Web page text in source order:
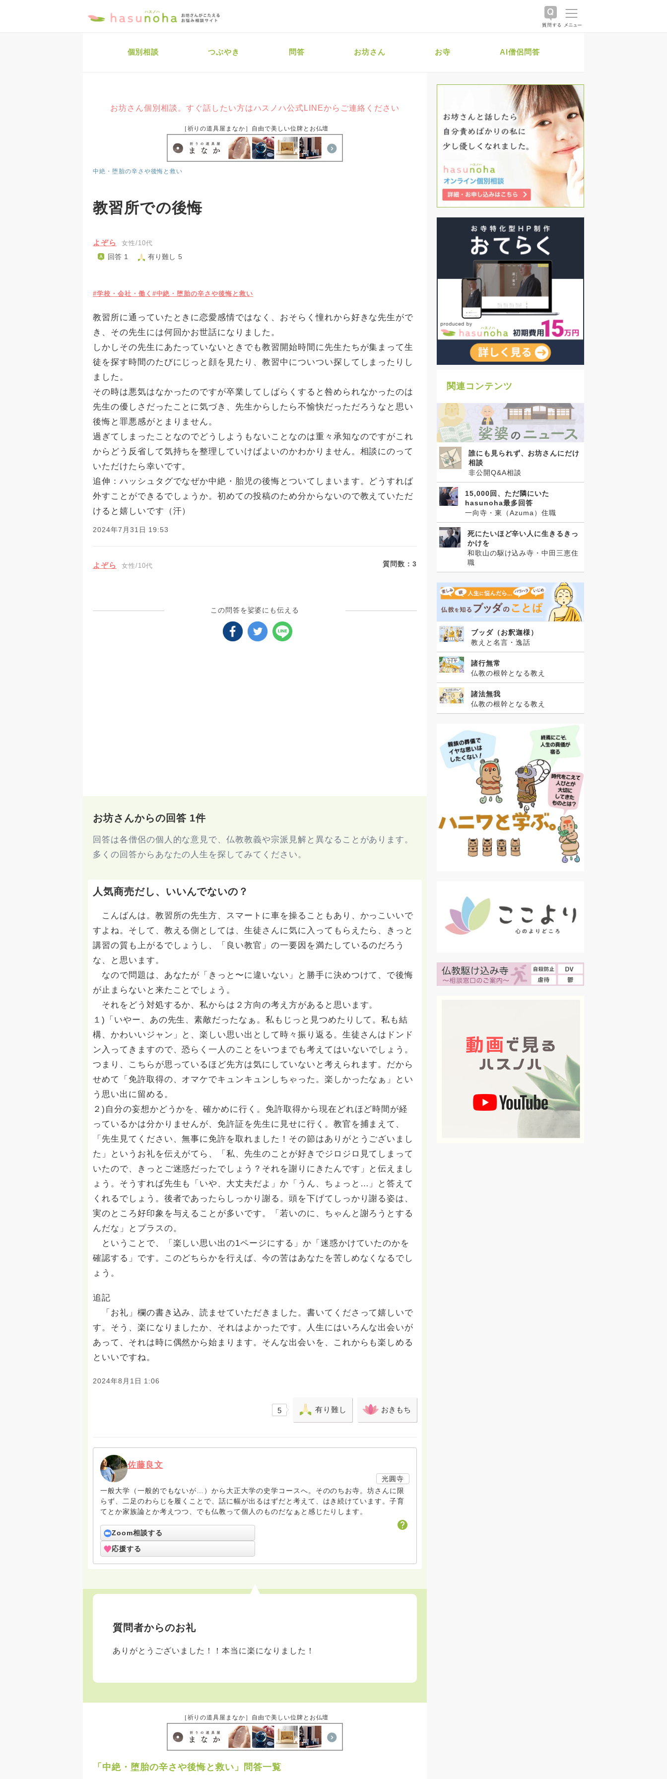
個別相談 つぶやき 問答 お坊さん お寺 AI僧侶問答
お坊さん個別相談。すぐ話したい方はハスノハ公式LINEからご連絡ください
［祈りの道具屋まなか］自由で美しい位牌とお仏壇
中絶・堕胎の辛さや後悔と救い
教習所での後悔
よぞら 女性/10代
回答 1 有り難し 5
#学校・会社・働く #中絶・堕胎の辛さや後悔と救い
教習所に通っていたときに恋愛感情ではなく、おそらく憧れから好きな先生がで
き、その先生には何回かお世話になりました。
しかしその先生にあたっていないときでも教習開始時間に先生たちが集まって生
徒を探す時間のたびにじっと顔を見たり、教習中についつい探してしまったりし
ました。
その時は悪気はなかったのですが卒業してしばらくすると咎められなかったのは
先生の優しさだったことに気づき、先生からしたら不愉快だっただろうなと思い
後悔と罪悪感がとまりません。
過ぎてしまったことなのでどうしようもないことなのは重々承知なのですがこれ
からどう反省して気持ちを整理していけばよいのかわかりません。相談にのって
いただけたら幸いです。
追伸：ハッシュタグでなぜか中絶・胎児の後悔とついてしまいます。どうすれば
外すことができるでしょうか。初めての投稿のため分からないので教えていただ
けると嬉しいです（汗）
2024年7月31日 19:53
よぞら 女性/10代 質問数：3
この問答を娑婆にも伝える
お坊さんからの回答 1件
回答は各僧侶の個人的な意見で、仏教教義や宗派見解と異なることがあります。
多くの回答からあなたの人生を探してみてください。
人気商売だし、いいんでないの？
こんばんは。教習所の先生方、スマートに車を操ることもあり、かっこいいで
すよね。そして、教える側としては、生徒さんに気に入ってもらえたら、きっと
講習の質も上がるでしょうし、「良い教官」の一要因を満たしているのだろう
な、と思います。
なので問題は、あなたが「きっと〜に違いない」と勝手に決めつけて、で後悔
が止まらないと来たことでしょう。
それをどう対処するか、私からは２方向の考え方があると思います。
１)「いやー、あの先生、素敵だったなぁ。私もじっと見つめたりして。私も結
構、かわいいジャン」と、楽しい思い出として時々振り返る。生徒さんはドンド
ン入ってきますので、恐らく一人のことをいつまでも考えてはいないでしょう。
つまり、こちらが思っているほど先方は気にしていないと考えられます。だから
せめて「免許取得の、オマケでキュンキュンしちゃった。楽しかったなぁ」とい
う思い出に留める。
２)自分の妄想かどうかを、確かめに行く。免許取得から現在どれほど時間が経
っているかは分かりませんが、免許証を先生に見せに行く。教官を捕まえて、
「先生見てください、無事に免許を取れました！その節はありがとうございまし
た」というお礼を伝えがてら、「私、先生のことが好きでジロジロ見てしまって
いたので、きっとご迷惑だったでしょう？それを謝りにきたんです」と伝えまし
ょう。そうすれば先生も「いや、大丈夫だよ」か「うん、ちょっと…」と答えて
くれるでしょう。後者であったらしっかり謝る。頭を下げてしっかり謝る姿は、
実のところ好印象を与えることが多いです。「若いのに、ちゃんと謝ろうとする
んだな」とプラスの。
ということで、「楽しい思い出の1ページにする」か「迷惑かけていたのかを
確認する」です。このどちらかを行えば、今の苦はあなたを苦しめなくなるでし
ょう。
追記
「お礼」欄の書き込み、読ませていただきました。書いてくださって嬉しいで
す。そう、楽になりましたか、それはよかったです。人生にはいろんな出会いが
あって、それは時に偶然から始まります。そんな出会いを、これからも楽しめる
といいですね。
2024年8月1日 1:06
5 有り難し おきもち
佐藤良文
光圓寺
一般大学（一般的でもないが…）から大正大学の史学コースへ。そののちお寺。坊さんに限
らず、二足のわらじを履くことで、話に幅が出るはずだと考えて、はき続けています。子育
てとか家族論とか考えつつ、でも仏教って個人のものだなぁと感じたりします。
Zoom相談する
応援する
質問者からのお礼
ありがとうございました！！本当に楽になりました！
［祈りの道具屋まなか］自由で美しい位牌とお仏壇
「中絶・堕胎の辛さや後悔と救い」問答一覧
関連コンテンツ
誰にも見られず、お坊さんにだけ
相談
非公開Q&A相談
15,000回、ただ隣にいた
hasunoha最多回答
一向寺・東（Azuma）住職
死にたいほど辛い人に生きるきっ
かけを
和歌山の駆け込み寺・中田三恵住
職
ブッダ（お釈迦様）
教えと名言・逸話
諸行無常
仏教の根幹となる教え
諸法無我
仏教の根幹となる教え